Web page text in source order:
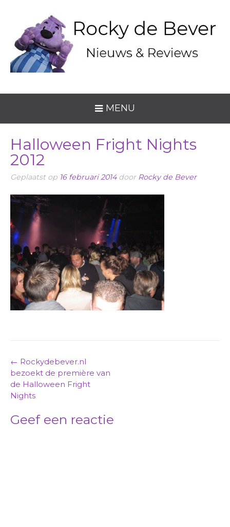
MENU
Halloween Fright Nights
2012
Geplaatst op 16 februari 2014door Rocky de Bever
Post
navigation
← Rockydebever.nl
bezoekt de première van
de Halloween Fright
Nights
Geef een reactie